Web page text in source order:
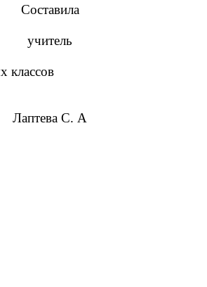
Составила
учитель
классов
Лаптева С. А